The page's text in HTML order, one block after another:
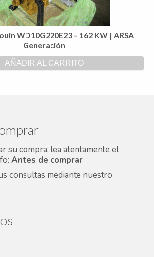
WD10G220E23 – 162 KW | ARSA
Generación
AÑADIR AL CARRITO
su compra, lea atentamente el
Antes de comprar
consultas mediante nuestro